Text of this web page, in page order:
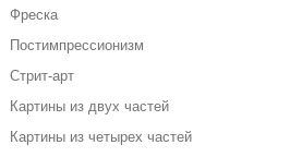
Фреска
Постимпрессионизм
Стрит-арт
Картины из двух частей
Картины из четырех частей